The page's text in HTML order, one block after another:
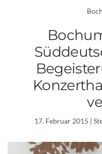
17. Februar 2015 |